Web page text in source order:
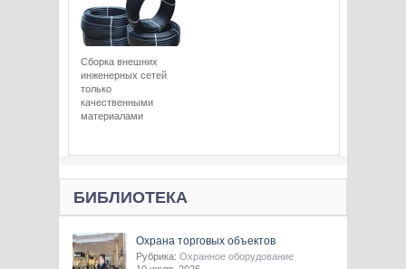
Сборка внешних
инженерных сетей
только
качественными
материалами
БИБЛИОТЕКА
Охрана торговых объектов
Рубрика: Охранное оборудование